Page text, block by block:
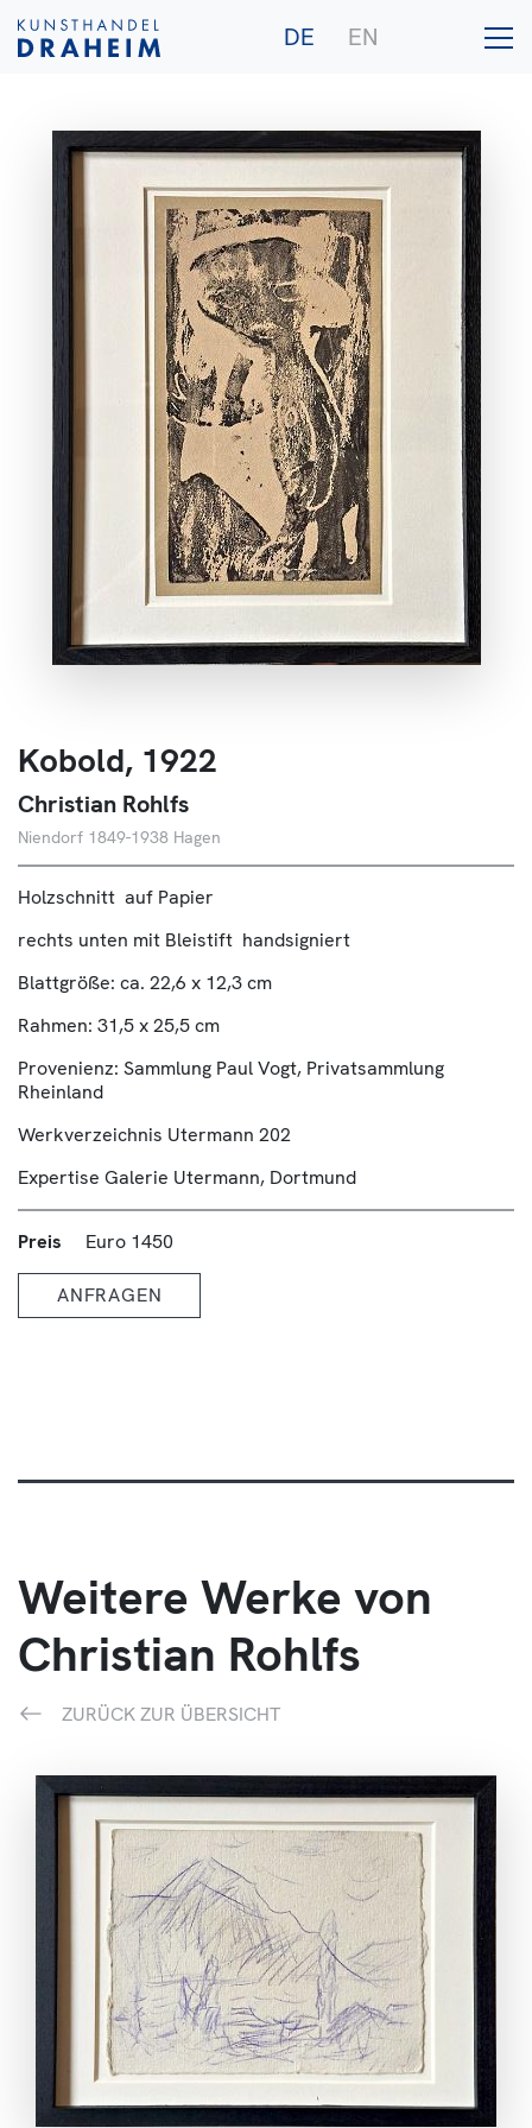
DE EN
Galerie
Künstler
Ankauf
Publikationen
Über Uns
Kobold, 1922
Christian Rohlfs
Niendorf 1849-1938 Hagen
Holzschnitt auf Papier
rechts unten mit Bleistift handsigniert
Blattgröße: ca. 22,6 x 12,3 cm
Rahmen: 31,5 x 25,5 cm
Provenienz: Sammlung Paul Vogt, Privatsammlung
Rheinland
Werkverzeichnis Utermann 202
Expertise Galerie Utermann, Dortmund
Preis Euro 1450
ANFRAGEN
Weitere Werke von
Christian Rohlfs
ZURÜCK ZUR ÜBERSICHT
ANSEHEN